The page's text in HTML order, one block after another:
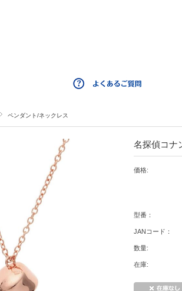
ペンダント/ネックレス
名探偵コナ
価格:
型番：
JANコード：
数量:
在庫: